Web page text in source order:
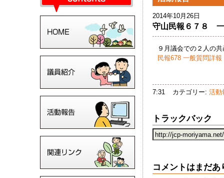
2014年10月26日
守山民報６７８
９月議会での２人の
民報678 一般質問詳報
7:31 カテゴリー: 活動
トラックバック
コメントはまだあ